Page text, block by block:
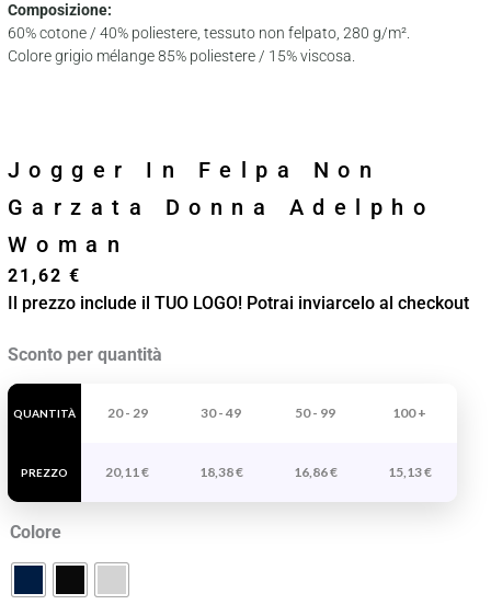
Composizione:
60% cotone / 40% poliestere, tessuto non felpato, 280 g/m².
Colore grigio mélange 85% poliestere / 15% viscosa.
Jogger In Felpa Non
Garzata Donna Adelpho
Woman
21,62 €
Il prezzo include il TUO LOGO! Potrai inviarcelo al checkout
Sconto per quantità
QUANTITÀ
PREZZO
20 - 29 30 - 49 50 - 99 100 +
20,11€ 18,38€ 16,86€ 15,13€
Colore
Jogger
In
Felpa
Garzata
Donna
Adelpho
Woman
quantità